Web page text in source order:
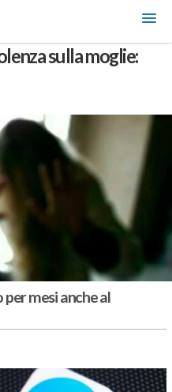
sulla moglie:
mesi anche al